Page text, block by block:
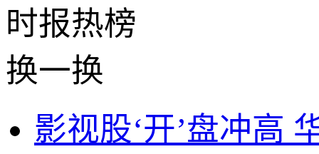
时报热榜
换一换
影视股‘开’盘冲高